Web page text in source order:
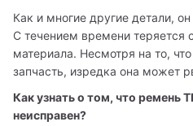
Как и многие другие детали,
С течением времени теряется
материала. Несмотря на то,
запчасть, изредка она может
Как узнать о том, что ремень
неисправен?